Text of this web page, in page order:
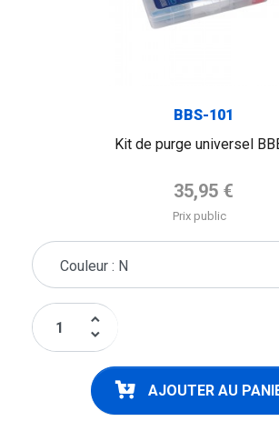
BBS-101
Kit de purge universel
Prix de base
35,95 €
Prix public
keyboard_arrow_up
keyboard_arrow_down
AJOUTER AU